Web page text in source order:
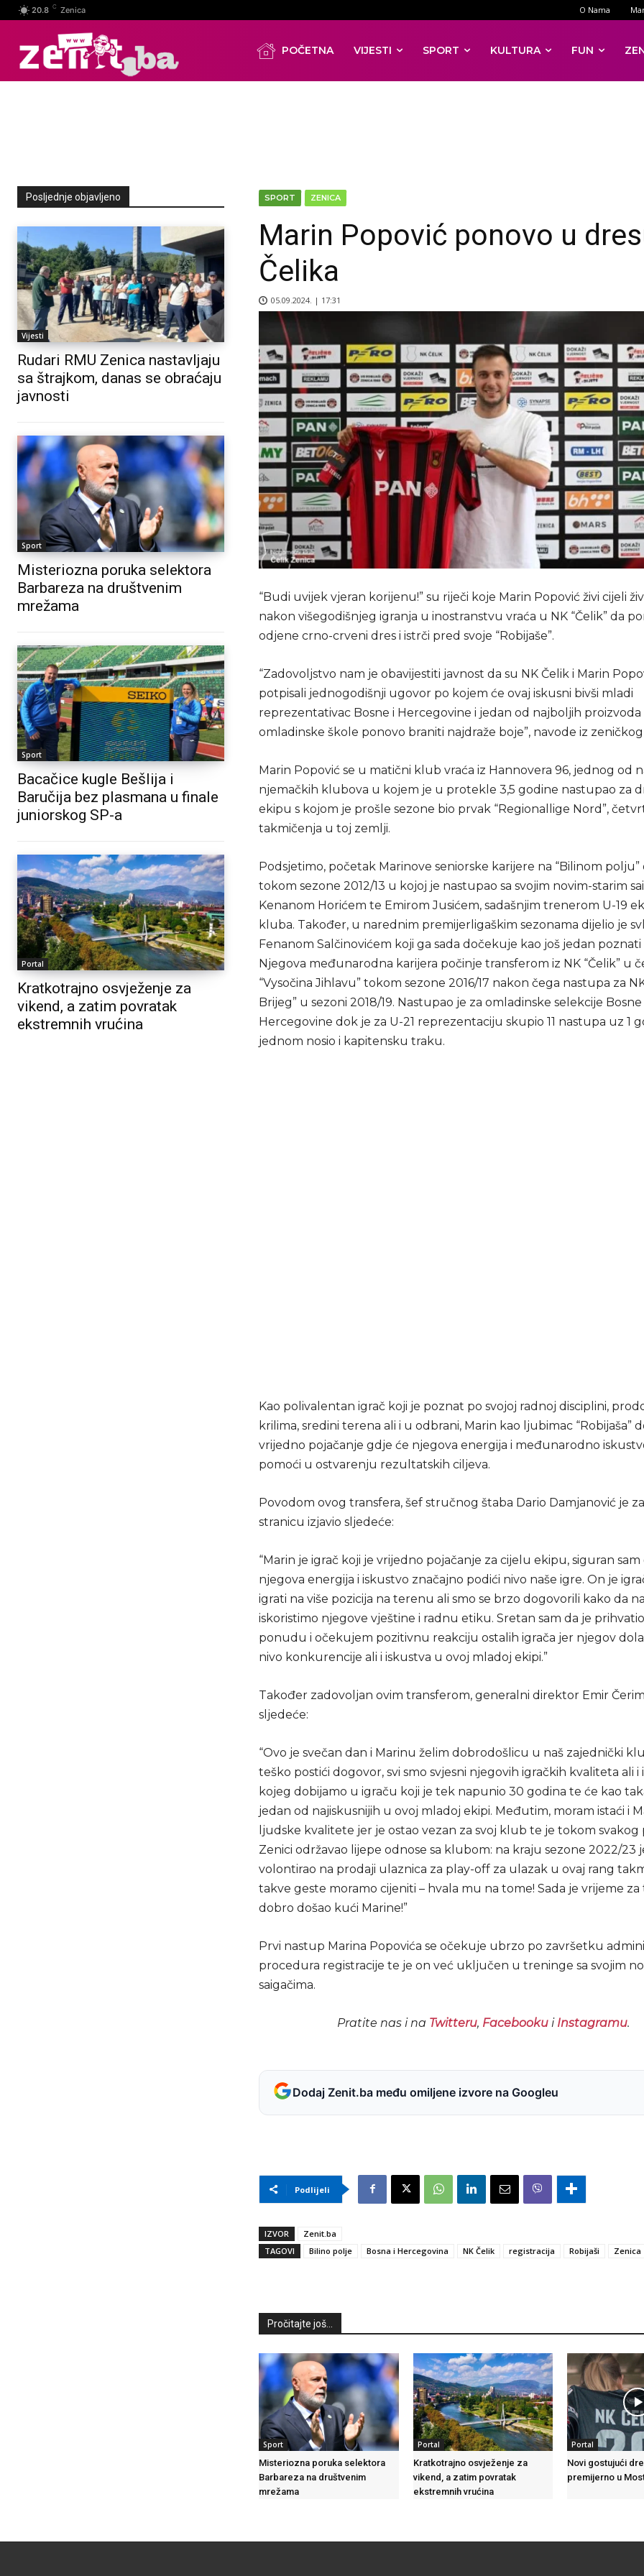
20.8 C Zenica O Nama
POČETNA VIJESTI SPORT KULTURA FUN
Posljednje objavljeno
Vijesti
Rudari RMU Zenica nastavljaju
sa štrajkom, danas se obraćaju
javnosti
Sport
Misteriozna poruka selektora
Barbareza na društvenim
mrežama
Sport
Bacačice kugle Bešlija i
Baručija bez plasmana u finale
juniorskog SP-a
Portal
Kratkotrajno osvježenje za
vikend, a zatim povratak
ekstremnih vrućina
SPORT ZENICA
Marin Popović ponovo u
Čelika
05.09.2024. | 17:31
“Budi uvijek vjeran korijenu!” su riječi koje Marin Popović živi cijeli
nakon višegodišnjeg igranja u inostranstvu vraća u NK “Čelik” da
odjene crno-crveni dres i istrči pred svoje “Robijaše”.
“Zadovoljstvo nam je obavijestiti javnost da su NK Čelik i Marin
potpisali jednogodišnji ugovor po kojem će ovaj iskusni bivši mladi
reprezentativac Bosne i Hercegovine i jedan od najboljih proizvoda
omladinske škole ponovo braniti najdraže boje”, navode iz
Marin Popović se u matični klub vraća iz Hannovera 96, jednog od
njemačkih klubova u kojem je u protekle 3,5 godine nastupao za
ekipu s kojom je prošle sezone bio prvak “Regionallige Nord”,
takmičenja u toj zemlji.
Podsjetimo, početak Marinove seniorske karijere na “Bilinom polju”
tokom sezone 2012/13 u kojoj je nastupao sa svojim novim-starim
Kenanom Horićem te Emirom Jusićem, sadašnjim trenerom U-19
kluba. Također, u narednim premijerligaškim sezonama dijelio je
Fenanom Salčinovićem koji ga sada dočekuje kao još jedan poznati
Njegova međunarodna karijera počinje transferom iz NK “Čelik” u
“Vysočina Jihlavu” tokom sezone 2016/17 nakon čega nastupa za
Brijeg” u sezoni 2018/19. Nastupao je za omladinske selekcije Bosne
Hercegovine dok je za U-21 reprezentaciju skupio 11 nastupa uz 1
jednom nosio i kapitensku traku.
Kao polivalentan igrač koji je poznat po svojoj radnoj disciplini,
krilima, sredini terena ali i u odbrani, Marin kao ljubimac “Robijaša”
vrijedno pojačanje gdje će njegova energija i međunarodno
pomoći u ostvarenju rezultatskih ciljeva.
Povodom ovog transfera, šef stručnog štaba Dario Damjanović je
stranicu izjavio sljedeće:
“Marin je igrač koji je vrijedno pojačanje za cijelu ekipu, siguran sam
njegova energija i iskustvo značajno podići nivo naše igre. On je
igrati na više pozicija na terenu ali smo se brzo dogovorili kako da
iskoristimo njegove vještine i radnu etiku. Sretan sam da je
ponudu i očekujem pozitivnu reakciju ostalih igrača jer njegov
nivo konkurencije ali i iskustva u ovoj mladoj ekipi.”
Također zadovoljan ovim transferom, generalni direktor Emir
sljedeće:
“Ovo je svečan dan i Marinu želim dobrodošlicu u naš zajednički
teško postići dogovor, svi smo svjesni njegovih igračkih kvaliteta ali i
kojeg dobijamo u igraču koji je tek napunio 30 godina te će kao
jedan od najiskusnijih u ovoj mladoj ekipi. Međutim, moram istaći i
ljudske kvalitete jer je ostao vezan za svoj klub te je tokom svakog
Zenici održavao lijepe odnose sa klubom: na kraju sezone 2022/23
volontirao na prodaji ulaznica za play-off za ulazak u ovaj rang
takve geste moramo cijeniti – hvala mu na tome! Sada je vrijeme za
dobro došao kući Marine!”
Prvi nastup Marina Popovića se očekuje ubrzo po završetku
procedura registracije te je on već uključen u treninge sa svojim
saigačima.
Pratite nas i na Twitteru, Facebookui Instagramu.
Dodaj Zenit.ba među omiljene izvore na Googleu
Podlijeli
IZVOR
Zenit.ba
TAGOVI
Bilino polje Bosna i Hercegovina NK Čelik registracija Robijaši Zenica
Pročitajte još...
Sport
Misteriozna poruka selektora
Barbareza na društvenim
mrežama
Portal
Kratkotrajno osvježenje za
vikend, a zatim povratak
ekstremnih vrućina
Portal
Novi gostujući
premijerno u